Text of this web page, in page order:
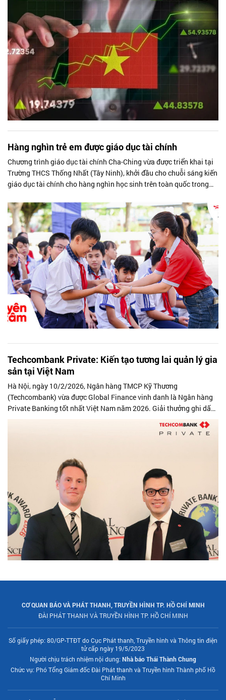
Hàng nghìn trẻ em được giáo dục tài chính
Chương trình giáo dục tài chính Cha-Ching vừa được triển khai tại
Trường THCS Thống Nhất (Tây Ninh), khởi đầu cho chuỗi sáng kiến
giáo dục tài chính cho hàng nghìn học sinh trên toàn quốc trong
Techcombank Private: Kiến tạo tương lai quản lý gia
sản tại Việt Nam
Hà Nội, ngày 10/2/2026, Ngân hàng TMCP Kỹ Thương
(Techcombank) vừa được Global Finance vinh danh là Ngân hàng
Private Banking tốt nhất Việt Nam năm 2026. Giải thưởng ghi dấu
bước tiến mới của Techcombank trong lĩnh vực quản lý gia sản,
giữa bối cảnh thị trường trong nước đang tăng trưởng mạnh mẽ
CƠ QUAN BÁO VÀ PHÁT THANH, TRUYỀN HÌNH TP. HỒ CHÍ MINH
ĐÀI PHÁT THANH VÀ TRUYỀN HÌNH TP. HỒ CHÍ MINH
Số giấy phép: 80/GP-TTĐT do Cục Phát thanh, Truyền hình và Thông tin điện
tử cấp ngày 19/5/2023
Người chịu trách nhiệm nội dung: Nhà báo Thái Thành Chung
Chức vụ: Phó Tổng Giám đốc Đài Phát thanh và Truyền hình Thành phố Hồ
Chí Minh